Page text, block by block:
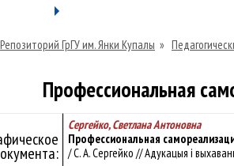
Репозиторий ГрГУ им. Янки Купалы »
Профессиональная
Сергейко, Светлана Антоновна
Профессиональная
/ С. А. Сергейко // Адукацыя і